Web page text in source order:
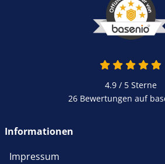
4.9 / 5Sterne
26 Bewertungen auf
Informationen
Impressum